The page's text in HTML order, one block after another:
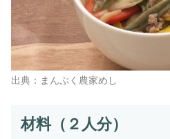
出典：まんぷく農家めし
材料（２人分）